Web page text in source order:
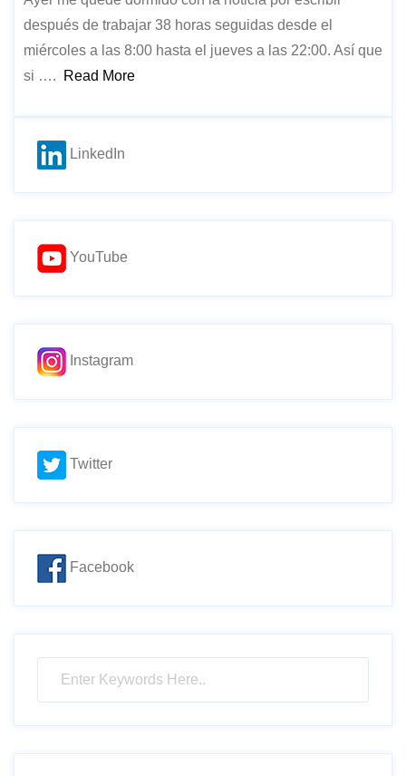
después de trabajar 38 horas seguidas desde el
miércoles a las 8:00 hasta el jueves a las 22:00. Así que
si ….
Read More
LinkedIn
YouTube
Instagram
Twitter
Facebook